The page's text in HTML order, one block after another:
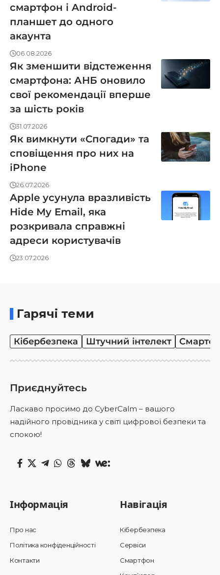
смартфон і Android-
планшет до одного
акаунта
06.08.2026
Як зменшити відстеження
смартфона: АНБ оновило
свої рекомендації вперше
за шість років
31.07.2026
Як вимкнути «Спогади» та
сповіщення про них на
iPhone
26.07.2026
Apple усунула вразливість
Hide My Email, яка
розкривала справжні
адреси користувачів
23.07.2026
Гарячі теми
Кібербезпека Штучний інтелект
Приєднуйтесь
Ласкаво просимо до CyberCalm – вашого
надійного провідника у світі цифрової безпеки та
спокою!
Інформація
Про нас
Політика конфіденційності
Контакти
Навігація
Кібербезпека
Сервіси
Смартфон